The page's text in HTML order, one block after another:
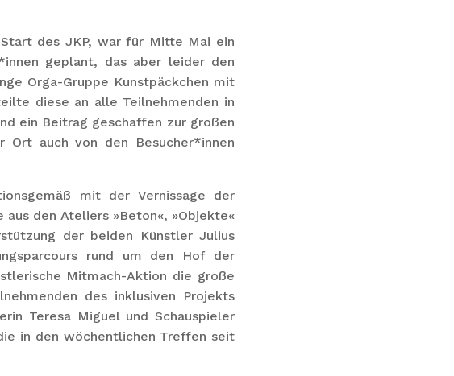
des JKP, war für Mitte Mai ein
geplant, das aber leider den
Orga-Gruppe Kunstpäckchen mit
diese an alle Teilnehmenden in
ein Beitrag geschaffen zur großen
auch von den Besucher*innen
mit der Vernissage der
den Ateliers »Beton«, »Objekte«
der beiden Künstler Julius
rund um den Hof der
Mitmach-Aktion die große
des inklusiven Projekts
Teresa Miguel und Schauspieler
in den wöchentlichen Treffen seit